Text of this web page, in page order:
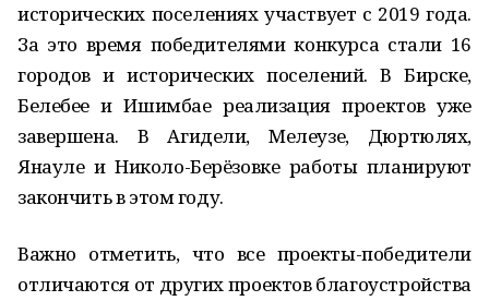
исторических поселениях участвует с 2019 года.
За это время победителями конкурса стали 16
городов и исторических поселений. В Бирске,
Белебее и Ишимбае реализация проектов уже
завершена. В Агидели, Мелеузе, Дюртюлях,
Янауле и Николо-Берёзовке работы планируют
закончить в этом году.
Важно отметить, что все проекты-победители
отличаются от других проектов благоустройства